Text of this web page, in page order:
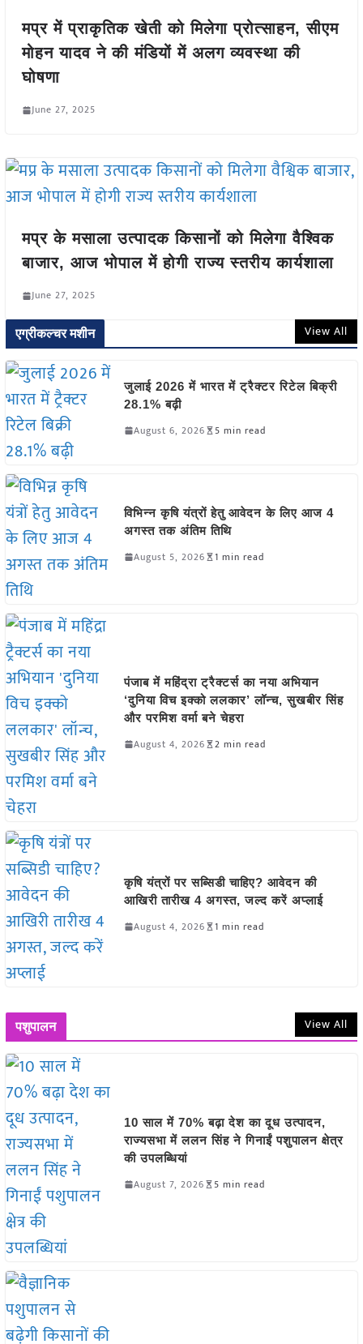
मप्र में प्राकृतिक खेती को मिलेगा प्रोत्साहन, सीएम
मोहन यादव ने की मंडियों में अलग व्यवस्था की
घोषणा
June 27, 2025
मप्र के मसाला उत्पादक किसानों को मिलेगा वैश्विक
बाजार, आज भोपाल में होगी राज्य स्तरीय कार्यशाला
June 27, 2025
एग्रीकल्चर मशीन View All
जुलाई 2026 में भारत में ट्रैक्टर रिटेल बिक्री
28.1% बढ़ी
August 6, 2026 5 min read
विभिन्न कृषि यंत्रों हेतु आवेदन के लिए आज 4
अगस्त तक अंतिम तिथि
August 5, 2026 1 min read
पंजाब में महिंद्रा ट्रैक्टर्स का नया अभियान
‘दुनिया विच इक्को ललकार’ लॉन्च, सुखबीर सिंह
और परमिश वर्मा बने चेहरा
August 4, 2026 2 min read
कृषि यंत्रों पर सब्सिडी चाहिए? आवेदन की
आखिरी तारीख 4 अगस्त, जल्द करें अप्लाई
August 4, 2026 1 min read
पशुपालन View All
10 साल में 70% बढ़ा देश का दूध उत्पादन,
राज्यसभा में ललन सिंह ने गिनाईं पशुपालन क्षेत्र
की उपलब्धियां
August 7, 2026 5 min read